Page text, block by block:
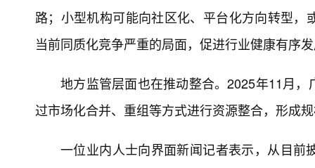
路；小型机构可能向社区化、平台化方向转型
当前同质化竞争严重的局面，促进行业健康有序
地方监管层面也在推动整合。2025年11月
过市场化合并、重组等方式进行资源整合，形成
一位业内人士向界面新闻记者表示，从目